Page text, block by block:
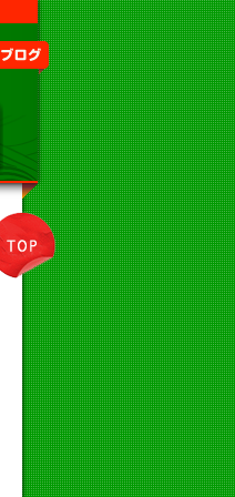
お問い合わせ
おしどりブログ
最新記事
TOP